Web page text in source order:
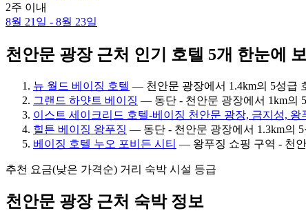
2주 이내
8월 21일 - 8월 23일
천안문 광장 근처 인기 호텔 5개 한눈에 보
뉴 월드 베이징 호텔 — 천안문 광장에서 1.4km의 5성급
그랜드 하얏트 베이징 — 동단 - 천안문 광장에서 1km의
이스트 세이크리드 호텔-베이징 천안문 광장, 금지성,
힐튼 베이징 왕푸징 — 동단 - 천안문 광장에서 1.3km의
베이징 호텔 누오 포비든 시티 — 왕푸징 쇼핑 구역 - 천
추천 요금(낮은 가격순) 거리 숙박 시설 등급
천안문 광장 근처 숙박 정보